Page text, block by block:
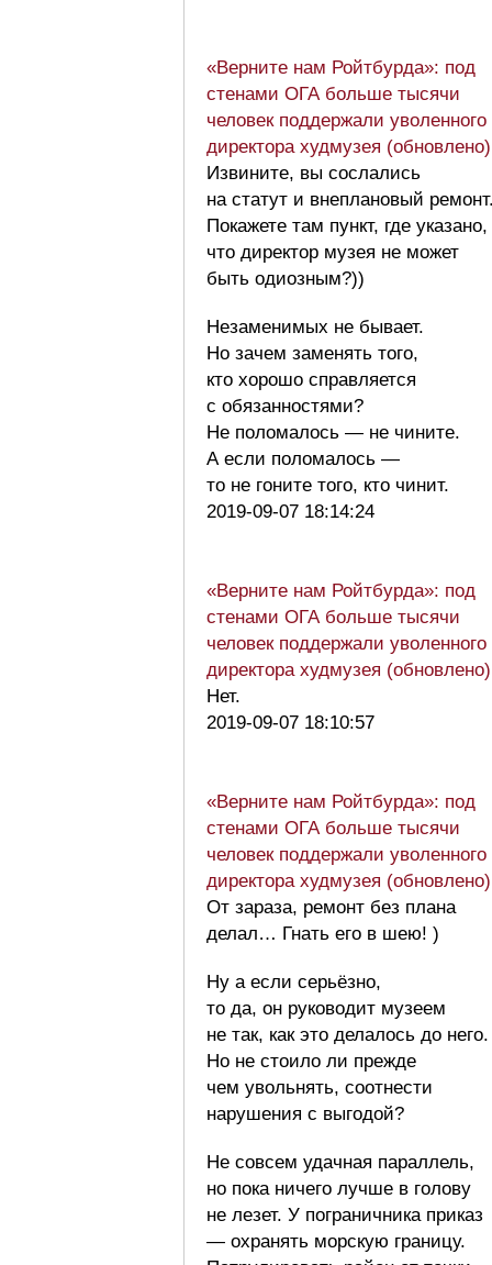
«Верните нам Ройтбурда»: под
стенами ОГА больше тысячи
человек поддержали уволенного
директора худмузея (обновлено)
Извините, вы сослались
на статут и внеплановый
Покажете там пункт, где указано,
что директор музея не может
быть одиозным?))
Незаменимых не бывает.
Но зачем заменять того,
кто хорошо справляется
с обязанностями?
Не поломалось — не чините.
А если поломалось —
то не гоните того, кто чинит.
2019-09-07 18:14:24
«Верните нам Ройтбурда»: под
стенами ОГА больше тысячи
человек поддержали уволенного
директора худмузея (обновлено)
Нет.
2019-09-07 18:10:57
«Верните нам Ройтбурда»: под
стенами ОГА больше тысячи
человек поддержали уволенного
директора худмузея (обновлено)
От зараза, ремонт без плана
делал… Гнать его в шею! )
Ну а если серьёзно,
то да, он руководит музеем
не так, как это делалось до него.
Но не стоило ли прежде
чем увольнять, соотнести
нарушения с выгодой?
Не совсем удачная параллель,
но пока ничего лучше в голову
не лезет. У пограничника приказ
— охранять морскую границу.